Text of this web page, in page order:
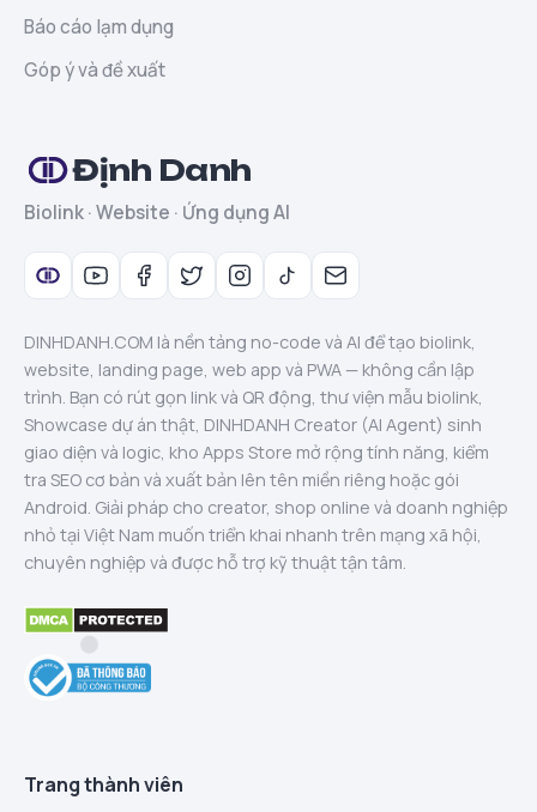
Báo cáo lạm dụng
Góp ý và đề xuất
Định Danh
Biolink · Website · Ứng dụng AI
DINHDANH.COM là nền tảng no-code và AI để tạo biolink,
website, landing page, web app và PWA — không cần lập
trình. Bạn có rút gọn link và QR động, thư viện mẫu biolink,
Showcase dự án thật, DINHDANH Creator (AI Agent) sinh
giao diện và logic, kho Apps Store mở rộng tính năng, kiểm
tra SEO cơ bản và xuất bản lên tên miền riêng hoặc gói
Android. Giải pháp cho creator, shop online và doanh nghiệp
nhỏ tại Việt Nam muốn triển khai nhanh trên mạng xã hội,
chuyên nghiệp và được hỗ trợ kỹ thuật tận tâm.
Trang thành viên